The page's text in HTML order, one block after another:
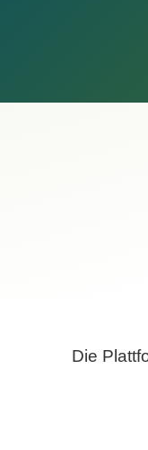
Die